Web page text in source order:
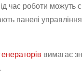
час роботи можуть
панелі
вимагає